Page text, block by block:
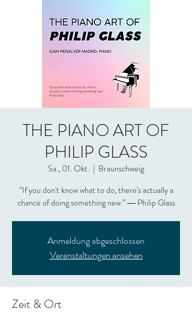
THE PIANO ART OF
PHILIP GLASS
Sa., 01. Okt.
  |
Braunschweig
“If you don't know what to do, there's actually a
chance of doing something new.” ― Philip Glass
Anmeldung abgeschlossen
Veranstaltungen ansehen
Zeit & Ort